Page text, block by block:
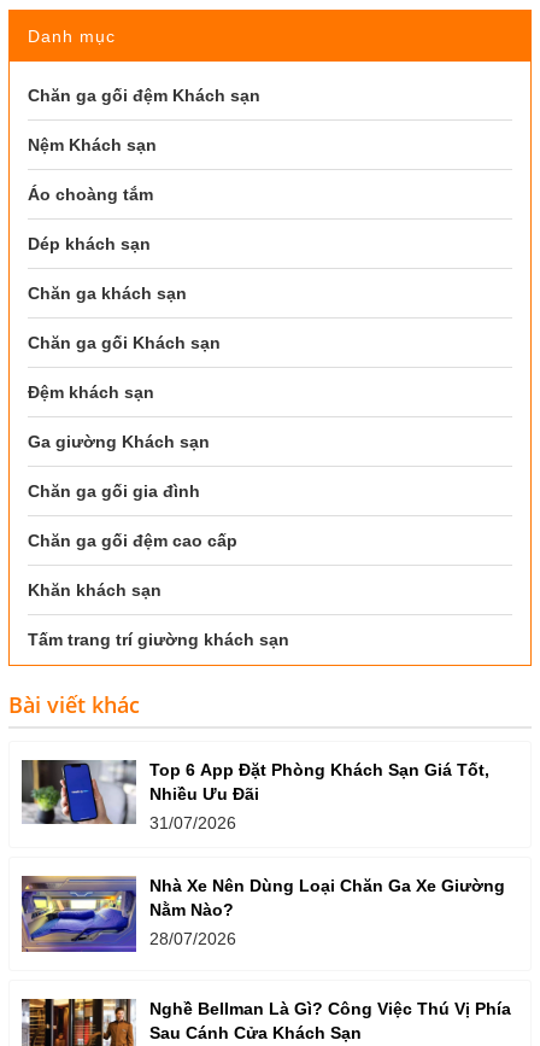
Danh mục
Chăn ga gối đệm Khách sạn
Nệm Khách sạn
Áo choàng tắm
Dép khách sạn
Chăn ga khách sạn
Chăn ga gối Khách sạn
Đệm khách sạn
Ga giường Khách sạn
Chăn ga gối gia đình
Chăn ga gối đệm cao cấp
Khăn khách sạn
Tấm trang trí giường khách sạn
Bài viết khác
Top 6 App Đặt Phòng Khách Sạn Giá Tốt,
Nhiều Ưu Đãi
31/07/2026
Nhà Xe Nên Dùng Loại Chăn Ga Xe Giường
Nằm Nào?
28/07/2026
Nghề Bellman Là Gì? Công Việc Thú Vị Phía
Sau Cánh Cửa Khách Sạn